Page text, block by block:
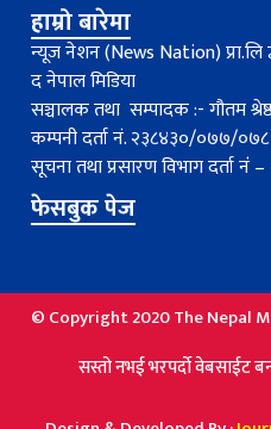
हाम्रो बारेमा
न्यूज नेशन (News Nation) प्रा.लि
द नेपाल मिडिया
सञ्चालक तथा सम्पादक :- गौतम
कम्पनी दर्ता नं. २३८४३०/०७७/०७८
सूचना तथा प्रसारण विभाग दर्ता
फेसबुक पेज
© Copyright 2020 The Nepal
नभई भरपर्दाे वेबसाईट बनाउन सम्पर्क :